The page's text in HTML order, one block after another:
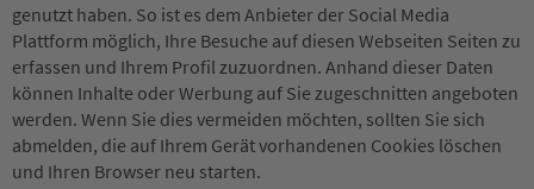
genutzt haben. So ist es dem Anbieter der Social Media
Plattform möglich, Ihre Besuche auf diesen Webseiten Seiten zu
erfassen und Ihrem Profil zuzuordnen. Anhand dieser Daten
können Inhalte oder Werbung auf Sie zugeschnitten angeboten
werden. Wenn Sie dies vermeiden möchten, sollten Sie sich
abmelden, die auf Ihrem Gerät vorhandenen Cookies löschen
und Ihren Browser neu starten.